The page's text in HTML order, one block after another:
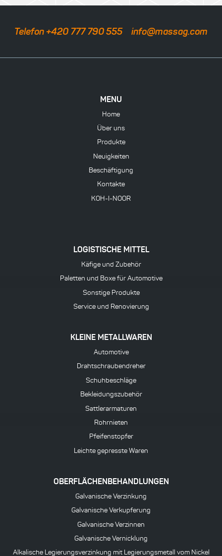
Telefon +420 777 790 555 info@massag.com
MENU
Home
Über uns
Produkte
Neuigkeiten
Beschäftigung
Kontakte
KOH-I-NOOR
LOGISTISCHE MITTEL
Käfige und Zubehör
Paletten und Boxe für Automotive
Sonstige Produkte
Service und Renovierung
KLEINE METALLWAREN
Automotive
Drahtschraubendreher
Schuhbeschläge
Bekleidungszubehör
Sattlerarmaturen
Rohrnieten
Pfeifenstopfer
Leichte gepresste Waren
OBERFLÄCHENBEHANDLUNGEN
Galvanische Verzinkung
Galvanische Verkupferung
Galvanische Verzinnen
Galvanische Vernicklung
Alkalische Legierungsverzinkung mit Legierungsmetall vom Nickel